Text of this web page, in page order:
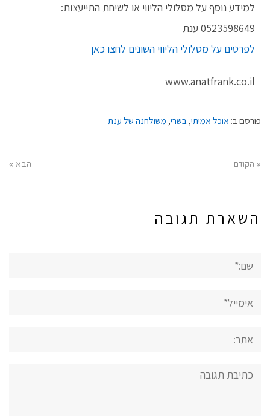
למידע נוסף על מסלולי הליווי או לשיחת התייעצות:
0523598649 ענת
לפרטים על מסלולי הליווי השונים לחצו כאן
www.anatfrank.co.il
פורסם ב: אוכל אמיתי, בשרי, משולחנה של ענת
« הקודם הבא »
השארת תגובה